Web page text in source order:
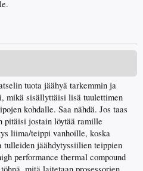
tuota jäähyä tarkemmin ja
mikä sisällyttäisi lisä tuulettimen
kohdalle. Saa nähdä. Jos taas
pitäisi jostain löytää ramille
liima/teippi vanhoille, koska
tulleiden jäähdytyssiilien teippien
performance thermal compound